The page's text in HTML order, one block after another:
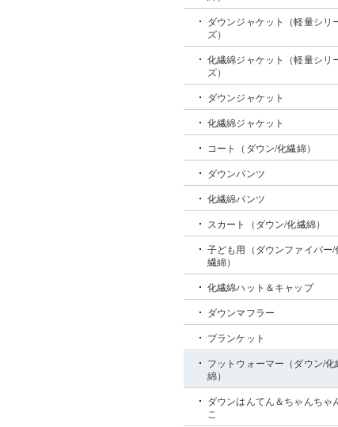
ダウンジャケット（軽量シリ
ズ）
化繊綿ジャケット（軽量シリ
ズ）
ダウンジャケット
化繊綿ジャケット
コート（ダウン/化繊綿）
ダウンパンツ
化繊綿パンツ
スカート（ダウン/化繊綿）
子ども用（ダウンファイバー/
繊綿）
化繊綿ハット＆キャップ
ダウンマフラー
ブランケット
フットウォーマー（ダウン/化
綿）
ダウンはんてん＆ちゃんちゃ
こ